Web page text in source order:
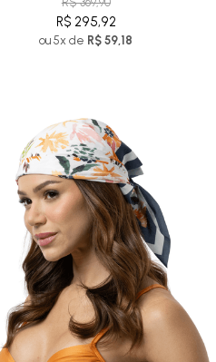
R$ 295,92
ou 5x de R$ 59,18